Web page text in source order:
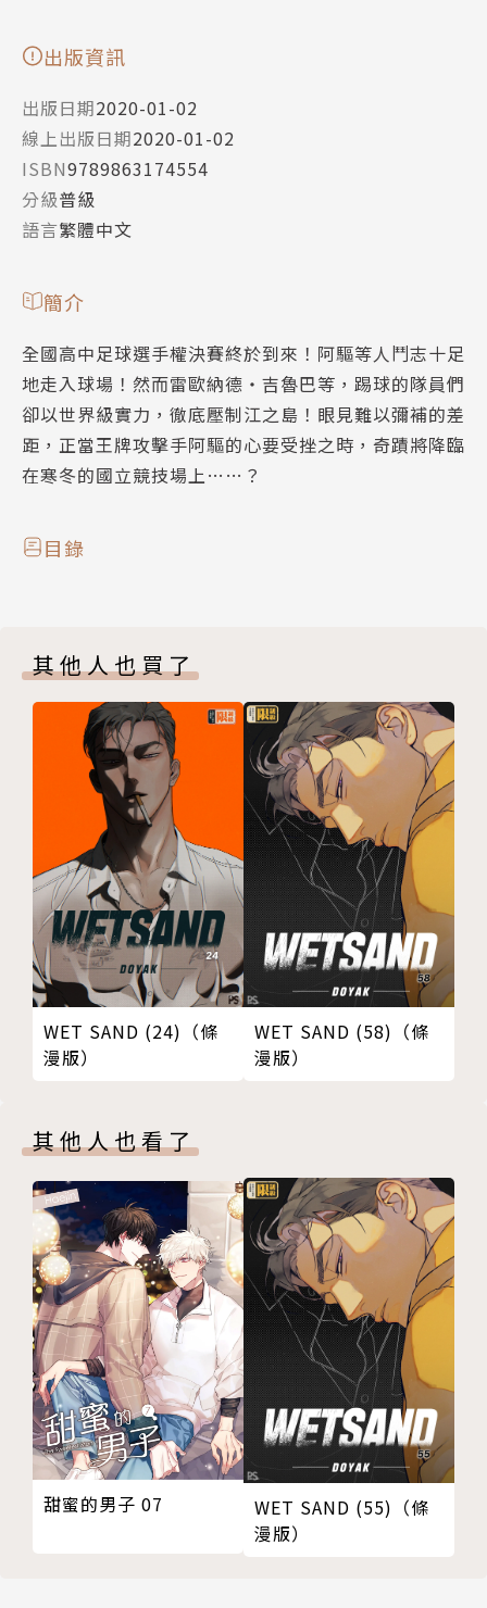
出版資訊
出版日期2020-01-02
線上出版日期2020-01-02
ISBN9789863174554
分級普級
語言繁體中文
簡介
全國高中足球選手權決賽終於到來！阿驅等人鬥志十足
地走入球場！然而雷歐納德‧吉魯巴等，踢球的隊員們
卻以世界級實力，徹底壓制江之島！眼見難以彌補的差
距，正當王牌攻擊手阿驅的心要受挫之時，奇蹟將降臨
在寒冬的國立競技場上……？
目錄
其他人也買了
WET SAND (24)（條
漫版）
WET SAND (58)（條
漫版）
其他人也看了
甜蜜的男子 07
WET SAND (55)（條
漫版）